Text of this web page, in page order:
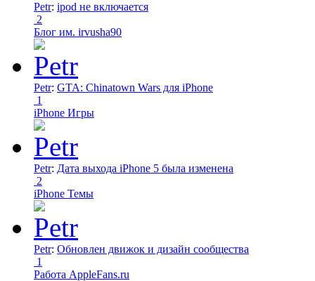
Petr: ipod не включается
2
Блог им. irvusha90
Petr: GTA: Chinatown Wars для iPhone
1
iPhone Игры
Petr: Дата выхода iPhone 5 была изменена
2
iPhone Темы
Petr: Обновлен движок и дизайн сообщества
1
Работа AppleFans.ru